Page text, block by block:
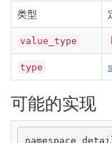
类型
value_type
type
可能的实现
namespace